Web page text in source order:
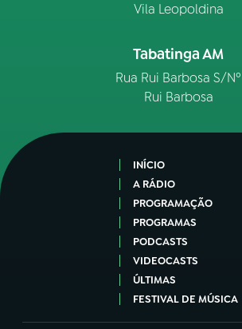
Vila Leopoldina
Tabatinga AM
Rua Rui Barbosa S/Nº
Rui Barbosa
INÍCIO
A RÁDIO
PROGRAMAÇÃO
PROGRAMAS
PODCASTS
VIDEOCASTS
ÚLTIMAS
FESTIVAL DE MÚSICA